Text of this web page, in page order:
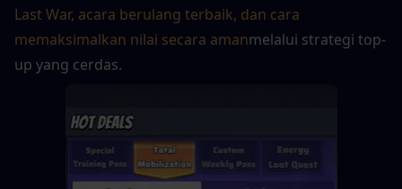
Last War, acara berulang terbaik, dan cara
memaksimalkan nilai secara amanmelalui strategi top-
up yang cerdas.